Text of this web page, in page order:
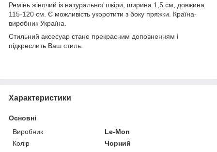
Ремінь жіночий із натуральної шкіри, ширина 1,5 см, довжина
115-120 см. Є можливість укоротити з боку пряжки. Країна-
виробник Україна.
Стильний аксесуар стане прекрасним доповненням і
підкреслить Ваш стиль.
Характеристики
Основні
Виробник
Le-Mon
Колір
Чорний